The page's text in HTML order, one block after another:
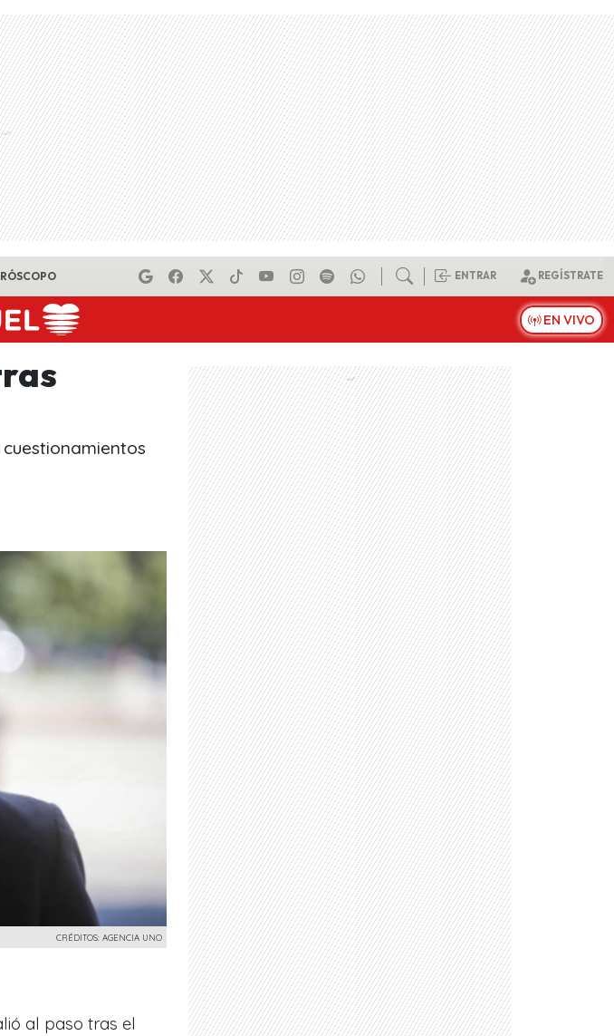
ENTRAR REGÍSTRATE
EN VIVO
CRÉDITOS: AGENCIA UNO
al paso tras el